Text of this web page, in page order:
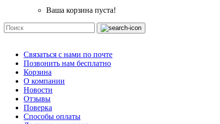
Ваша корзина пуста!
Связаться с нами по почте
Позвонить нам бесплатно
Корзина
О компании
Новости
Отзывы
Поверка
Способы оплаты